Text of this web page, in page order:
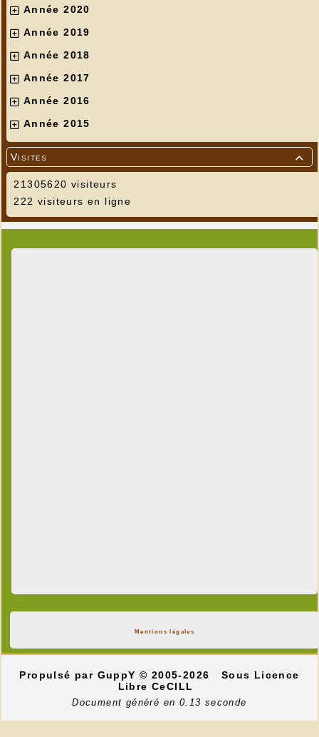
Année 2020
Année 2019
Année 2018
Année 2017
Année 2016
Année 2015

Visites
21305620 visiteurs
222 visiteurs en ligne
Mentions légales
Propulsé par GuppY© 2005-2026
Sous Licence
Libre CeCILL
Document généré en 0.13 seconde